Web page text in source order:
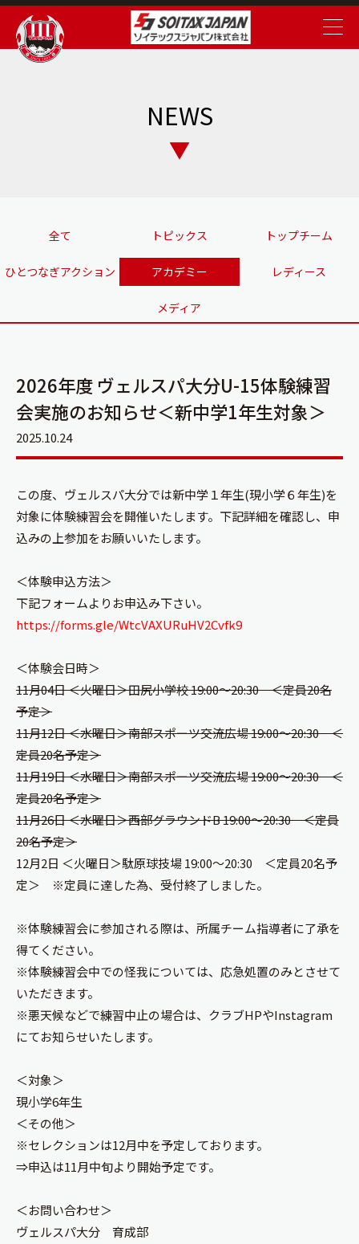
NEWS
全て トピックス トップチーム
ひとつなぎアクション アカデミー レディース
メディア
2026年度 ヴェルスパ大分U-15体験練習
会実施のお知らせ＜新中学1年生対象＞
2025.10.24
この度、ヴェルスパ大分では新中学１年生(現小学６年生)を
対象に体験練習会を開催いたします。下記詳細を確認し、申
込みの上参加をお願いいたします。
＜体験申込方法＞
下記フォームよりお申込み下さい。
https://forms.gle/WtcVAXURuHV2Cvfk9
＜体験会日時＞
11月04日 ＜火曜日＞田尻小学校 19:00～20:30 ＜定員20名
予定＞
11月12日 ＜水曜日＞南部スポーツ交流広場 19:00～20:30 ＜
定員20名予定＞
11月19日 ＜水曜日＞南部スポーツ交流広場 19:00～20:30 ＜
定員20名予定＞
11月26日 ＜水曜日＞西部グラウンドB 19:00～20:30 ＜定員
20名予定＞
12月2日 ＜火曜日＞駄原球技場 19:00～20:30 ＜定員20名予
定＞ ※定員に達した為、受付終了しました。
※体験練習会に参加される際は、所属チーム指導者に了承を
得てください。
※体験練習会中での怪我については、応急処置のみとさせて
いただきます。
※悪天候などで練習中止の場合は、クラブHPやInstagram
にてお知らせいたします。
＜対象＞
現小学6年生
＜その他＞
※セレクションは12月中を予定しております。
⇒申込は11月中旬より開始予定です。
＜お問い合わせ＞
ヴェルスパ大分 育成部